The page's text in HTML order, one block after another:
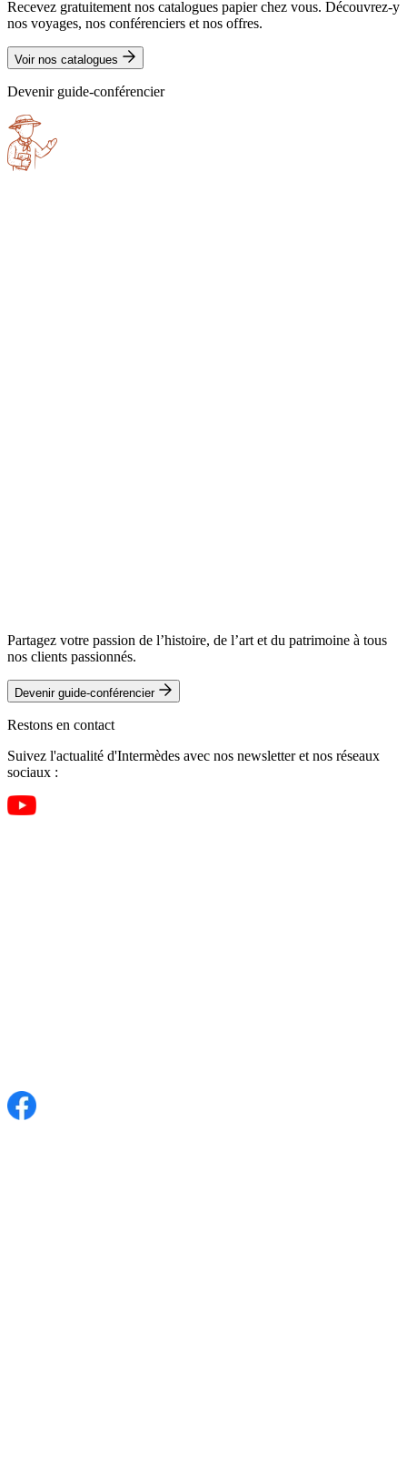
Recevez gratuitement nos catalogues papier chez vous. Découvrez-y
nos voyages, nos conférenciers et nos offres.
Voir nos catalogues
Devenir guide-conférencier
Partagez votre passion de l’histoire, de l’art et du patrimoine à tous
nos clients passionnés.
Devenir guide-conférencier
Restons en contact
Suivez l'actualité d'Intermèdes avec nos newsletter et nos réseaux
sociaux :